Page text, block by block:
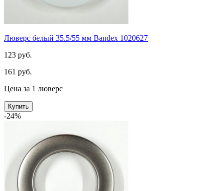
Люверс белый 35.5/55 мм Bandex 1020627
123 руб.
161 руб.
Цена за 1 люверс
Купить
-24%